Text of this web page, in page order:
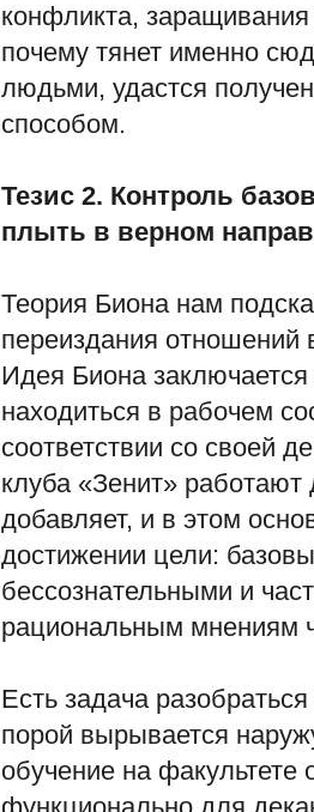
конфликта,
почему тянет именно
людьми, удастся
способом.
Тезис 2. Контроль
плыть в верном
Теория Биона нам
переиздания отношений
Идея Биона
находиться в рабочем
соответствии со своей
клуба «Зенит»
добавляет, и в этом
достижении цели:
бессознательными и
рациональным мнениям
Есть задача
порой вырывается
обучение на факультете